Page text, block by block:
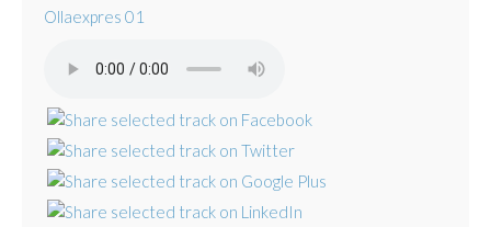
Ollaexpres 01